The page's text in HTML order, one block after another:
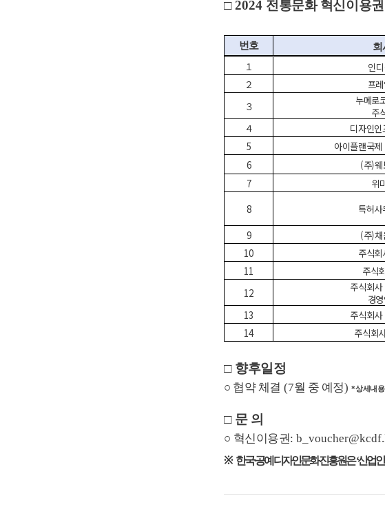
□2024 전통문화 혁신이용
번호 회
１ 인
２
프
３
누메로
주
４
디자인
5
아이플랜국
6
(주)
7
위
8
특허사
9
(주)
10
주식
11
주식
12
주식회사
경
13
주식회
14
주식회
□ 향후일정
○ 협약 체결 (7월 중 예정)*상세내
□ 문 의
○ 혁신이용권:
※ 한국·공예디자인문화진흥원은‘산업